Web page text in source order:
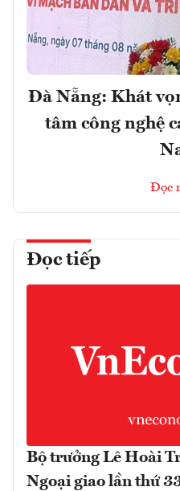
Đà Nẵng: Khát
tâm công nghệ
Đọc
Đọc tiếp
Bộ trưởng Lê Hoài
Ngoại giao lần thứ